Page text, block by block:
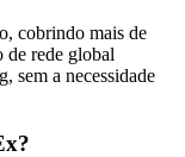
cobrindo mais de
de rede global
sem a necessidade